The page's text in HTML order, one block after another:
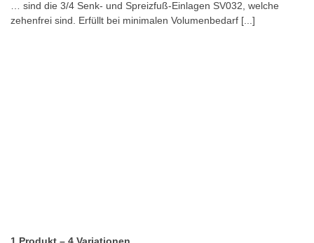
… sind die 3/4 Senk- und Spreizfuß-Einlagen SV032, welche
zehenfrei sind. Erfüllt bei minimalen Volumenbedarf [...]